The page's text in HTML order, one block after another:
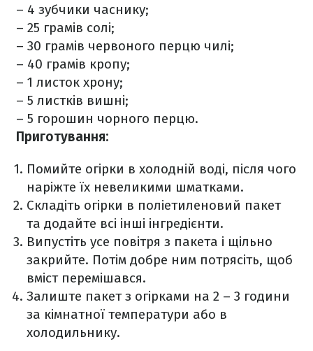
– 4 зубчики часнику;
– 25 грамів солі;
– 30 грамів червоного перцю чилі;
– 40 грамів кропу;
– 1 листок хрону;
– 5 листків вишні;
– 5 горошин чорного перцю.
Приготування:
Помийте огірки в холодній воді, після чого
наріжте їх невеликими шматками.
Складіть огірки в поліетиленовий пакет
та додайте всі інші інгредієнти.
Випустіть усе повітря з пакета і щільно
закрийте. Потім добре ним потрясіть, щоб
вміст перемішався.
Залиште пакет з огірками на 2 – 3 години
за кімнатної температури або в
холодильнику.